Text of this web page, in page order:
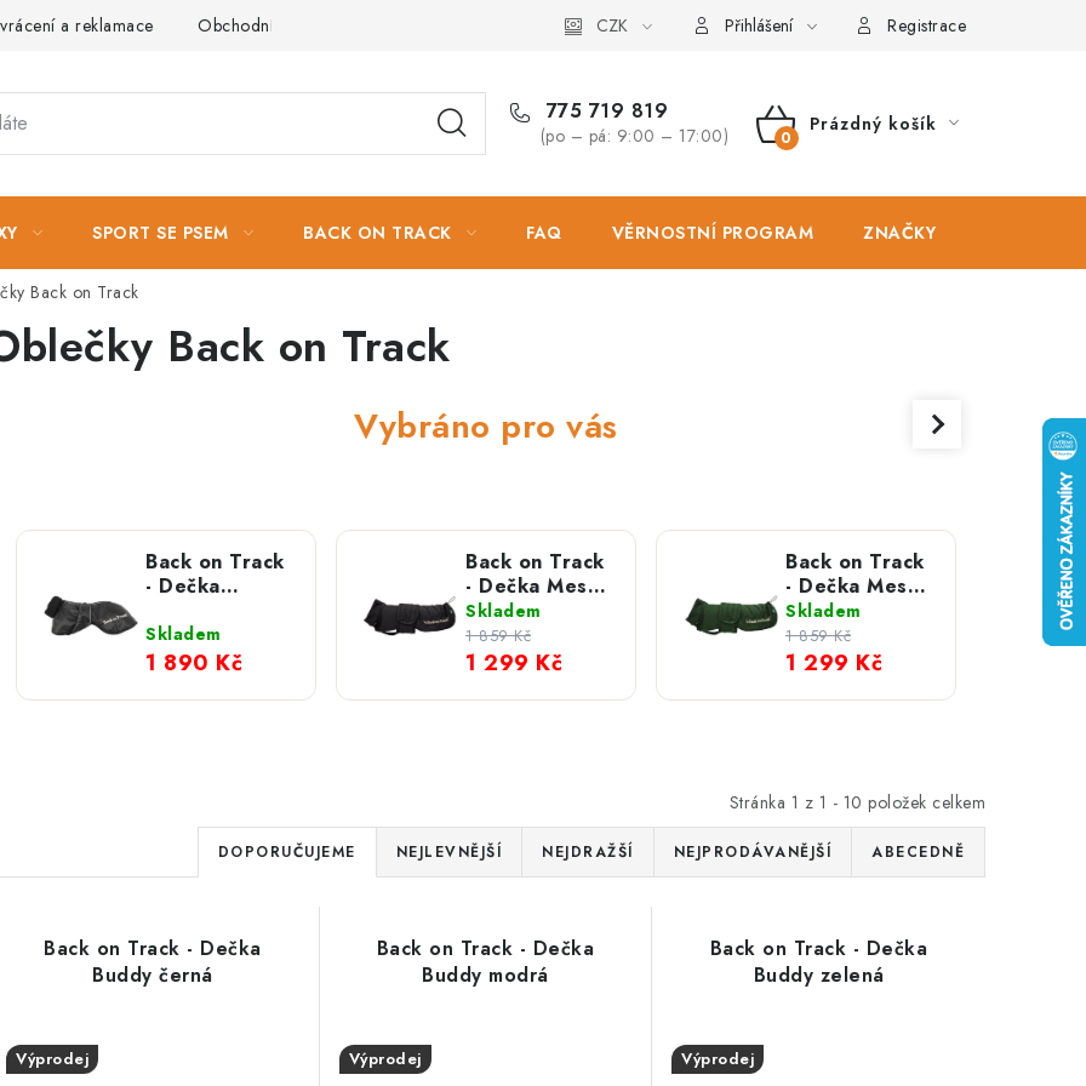
a reklamace Obchodní podmínky Podmínky ochrany osobních údajů Zásady použivání souboru cookies
CZK Přihlášení Registrace
775 719 819
(po – pá: 9:00 – 17:00)
NÁKUPNÍ
Prázdný košík
SPORT SE PSEM BACK ON TRACK FAQ VĚRNOSTNÍ PROGRAM ZNAČKY
Back on Track
Back on Track
Vybráno pro vás
Back on Track
- Dečka
Skladem
1 890 Kč
Back on Track
- Dečka Mesh
Buddy černá
Skladem
1 299 Kč
1 859 Kč
Back on Track
- Dečka Mesh
Buddy zelená
Skladem
1 299 Kč
1 859 Kč
Stránka 1 z 1 - 10 položek celkem
Ř
a
z
e
DOPORUČUJEME NEJLEVNĚJŠÍ NEJDRAŽŠÍ NEJPRODÁVANĚJŠÍ ABECEDNĚ
Back on Track - Dečka
Buddy černá
Výprodej
Back on Track - Dečka
Buddy modrá
Výprodej
Back on Track - Dečka
Buddy zelená
Výprodej